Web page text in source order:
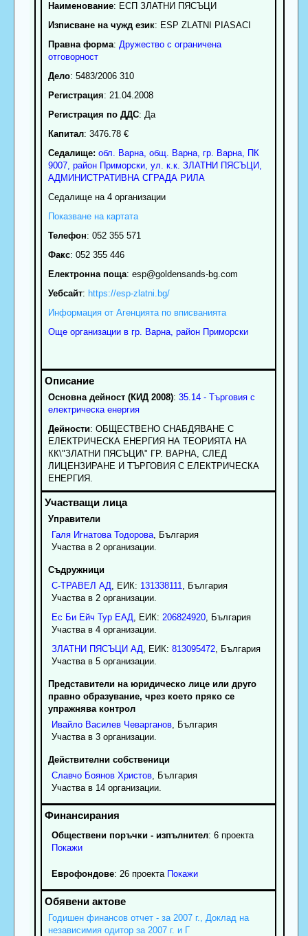
Наименование: ЕСП ЗЛАТНИ ПЯСЪЦИ
Изписване на чужд език: ESP ZLATNI PIASACI
Правна форма: Дружество с ограничена
отговорност
Дело: 5483/2006 310
Регистрация: 21.04.2008
Регистрация по ДДС: Да
Капитал: 3476.78 €
Седалище: обл. Варна, общ. Варна, гр. Варна, ПК
9007, район Приморски, ул. к.к. ЗЛАТНИ ПЯСЪЦИ,
АДМИНИСТРАТИВНА СГРАДА РИЛА
Седалище на 4 организации
Показване на картата
Телефон: 052 355 571
Факс: 052 355 446
Електронна поща: esp@goldensands-bg.com
Уебсайт: https://esp-zlatni.bg/
Информация от Агенцията по вписванията
Още организации в гр. Варна, район Приморски
Основна дейност (КИД 2008): 35.14 - Търговия с
електрическа енергия
Дейности: ОБЩЕСТВЕНО СНАБДЯВАНЕ С
ЕЛЕКТРИЧЕСКА ЕНЕРГИЯ НА ТЕОРИЯТА НА
КК\"ЗЛАТНИ ПЯСЪЦИ\" ГР. ВАРНА, СЛЕД
ЛИЦЕНЗИРАНЕ И ТЪРГОВИЯ С ЕЛЕКТРИЧЕСКА
ЕНЕРГИЯ.
Управители
Галя Игнатова Тодорова, България
Участва в 2 организации.
Съдружници
С-ТРАВЕЛ АД , ЕИК: 131338111
, България
Участва в 2 организации.
Ес Би Ейч Тур ЕАД , ЕИК: 206824920, България
Участва в 4 организации.
ЗЛАТНИ ПЯСЪЦИ АД , ЕИК: 813095472, България
Участва в 5 организации.
Представители на юридическо лице или друго
правно образувание, чрез което пряко се
упражнява контрол
Ивайло Василев Чеварганов, България
Участва в 3 организации.
Действителни собственици
Славчо Боянов Христов, България
Участва в 14 организации.
Обществени поръчки - изпълнител: 6 проекта
Покажи
Еврофондове: 26 проекта Покажи
Годишен финансов отчет - за 2007 г., Доклад на
независимия одитор за 2007 г. и Г